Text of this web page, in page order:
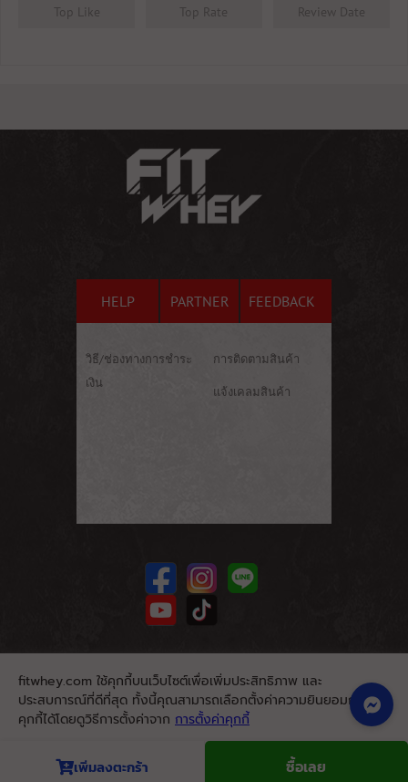
Top Like Top Rate Review Date
เพิ่มลงตะกร้า ซื้อเลย
HELP PARTNER FEEDBACK
วิธี/ช่องทางการชำระ
เงิน
การติดตามสินค้า
แจ้งเคลมสินค้า
© 2026. Fitwhey.com. All Rights Reserved.
fitwhey.com ใช้คุกกี้บนเว็บไซต์เพื่อเพิ่มประสิทธิภาพ และ
ประสบการณ์ที่ดีที่สุด ทั้งนี้คุณสามารถเลือกตั้งค่าความยินยอมการใช้
คุกกี้ได้โดยดูวิธีการตั้งค่าจาก การตั้งค่าคุกกี้
นโยบายคุกกี้